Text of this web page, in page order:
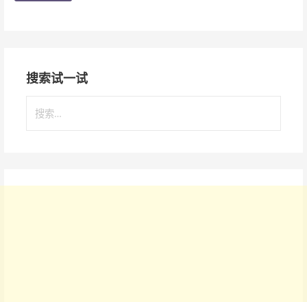
搜索试一试
索